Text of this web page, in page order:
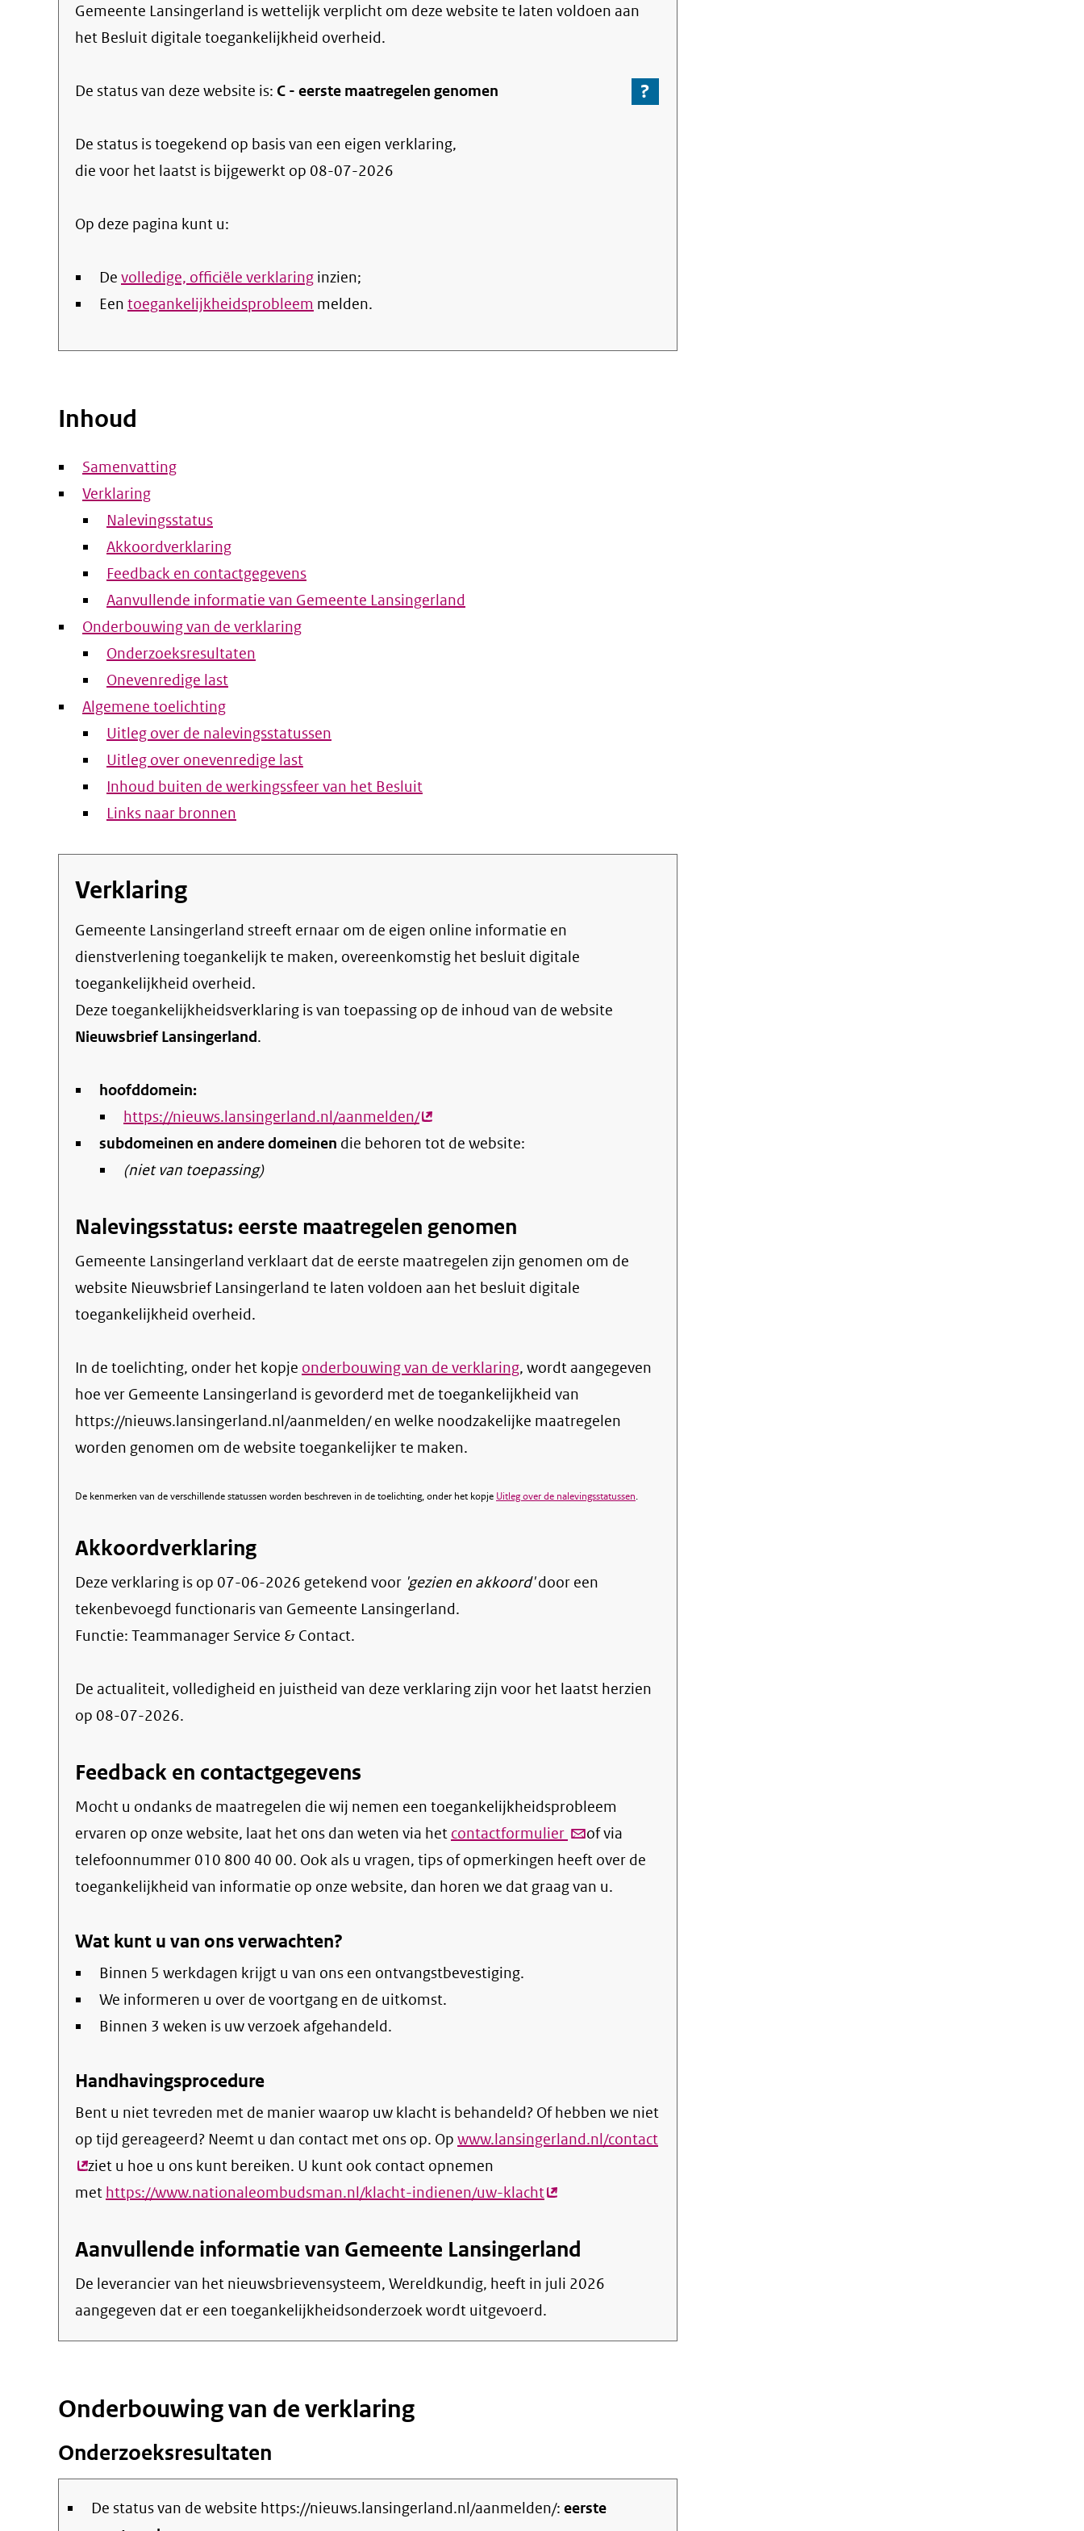
link)
Gemeente Lansingerland is wettelijk verplicht om deze website te laten voldoen aan
het Besluit digitale toegankelijkheid overheid.
De status van deze website is: C - eerste maatregelen genomen ?
Ga
De status is toegekend op basis van een eigen verklaring,
die voor het laatst is bijgewerkt op 08-07-2026
Op deze pagina kunt u:
De volledige, officiële verklaring inzien;
Een toegankelijkheidsprobleem melden.
Inhoud
Samenvatting
Verklaring
Nalevingsstatus
Akkoordverklaring
Feedback en contactgegevens
Aanvullende informatie van Gemeente Lansingerland
Onderbouwing van de verklaring
Onderzoeksresultaten
Onevenredige last
Algemene toelichting
Uitleg over de nalevingsstatussen
Uitleg over onevenredige last
Inhoud buiten de werkingssfeer van het Besluit
Links naar bronnen
Verklaring
Gemeente Lansingerland streeft ernaar om de eigen online informatie en
dienstverlening toegankelijk te maken, overeenkomstig het besluit digitale
toegankelijkheid overheid.
Deze toegankelijkheidsverklaring is van toepassing op de inhoud van de website
Nieuwsbrief Lansingerland.
hoofddomein:
https://nieuws.lansingerland.nl/aanmelden/(externe
link)
subdomeinen en andere domeinen die behoren tot de website:
(niet van toepassing)
Nalevingsstatus: eerste maatregelen genomen
Gemeente Lansingerland verklaart dat de eerste maatregelen zijn genomen om de
website Nieuwsbrief Lansingerland te laten voldoen aan het besluit digitale
toegankelijkheid overheid.
In de toelichting, onder het kopje onderbouwing van de verklaring, wordt aangegeven
hoe ver Gemeente Lansingerland is gevorderd met de toegankelijkheid van
https://nieuws.lansingerland.nl/aanmelden/ en welke noodzakelijke maatregelen
worden genomen om de website toegankelijker te maken.
De kenmerken van de verschillende statussen worden beschreven in de toelichting, onder het kopje Uitleg over de nalevingsstatussen.
Akkoordverklaring
Deze verklaring is op 07-06-2026 getekend voor 'gezien en akkoord'door een
tekenbevoegd functionaris van Gemeente Lansingerland.
Functie: Teammanager Service & Contact.
De actualiteit, volledigheid en juistheid van deze verklaring zijn voor het laatst herzien
op 08-07-2026.
Feedback en contactgegevens
Mocht u ondanks de maatregelen die wij nemen een toegankelijkheidsprobleem
ervaren op onze website, laat het ons dan weten via het contactformulier (link
verstuurt
email)
of via
telefoonnummer 010 800 40 00. Ook als u vragen, tips of opmerkingen heeft over de
toegankelijkheid van informatie op onze website, dan horen we dat graag van u.
Wat kunt u van ons verwachten?
Binnen 5 werkdagen krijgt u van ons een ontvangstbevestiging.
We informeren u over de voortgang en de uitkomst.
Binnen 3 weken is uw verzoek afgehandeld.
Handhavingsprocedure
Bent u niet tevreden met de manier waarop uw klacht is behandeld? Of hebben we niet
op tijd gereageerd? Neemt u dan contact met ons op. Op www.lansingerland.nl/contact
(externe
link)
ziet u hoe u ons kunt bereiken. U kunt ook contact opnemen
met https://www.nationaleombudsman.nl/klacht-indienen/uw-klacht(externe
Aanvullende informatie van Gemeente Lansingerland
De leverancier van het nieuwsbrievensysteem, Wereldkundig, heeft in juli 2026
aangegeven dat er een toegankelijkheidsonderzoek wordt uitgevoerd.
Onderbouwing van de verklaring
Onderzoeksresultaten
De status van de website https://nieuws.lansingerland.nl/aanmelden/: eerste